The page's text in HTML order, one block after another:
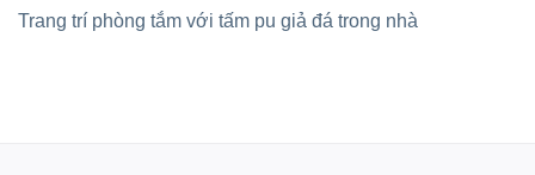
Trang trí phòng tắm với tấm pu giả đá trong nhà